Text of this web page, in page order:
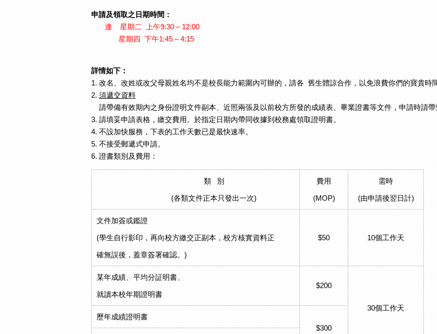
申請及領取之日期時間：
逢 星期二 上午9:30 – 12:00
星期四 下午1:45 – 4:15
詳情如下：
1. 改名、改姓或改父母親姓名均不是校長能力範圍內可辦的，請各 舊生體諒合作，以免浪費你們的寶貴時
2. 須遞交資料
請帶備有效期內之身份證明文件副本、近照兩張及以前校方所發的成績表、畢業證書等文件，申請時請
3. 請填妥申請表格，繳交費用。於指定日期內帶同收據到校務處領取證明書。
4. 不設加快服務，下表的工作天數已是最快速率。
5. 不接受郵遞式申請。
6. 證書類別及費用：
類 別
(各類文件正本只發出一次)
費用
(MOP)
需時
(由申請後翌日計)
文件加簽或鑑證
(學生自行影印，再向校方繳交正副本，校方核實資料正
確無誤後，蓋章簽署確認。)
$50 10個工作天
某年成績、平均分証明書、
就讀本校年期證明書
$200
30個工作天
歷年成績證明書
$300